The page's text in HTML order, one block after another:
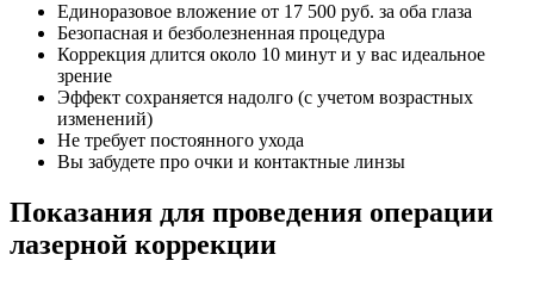
Единоразовое вложение от 17 500 руб. за оба глаза
Безопасная и безболезненная процедура
Коррекция длится около 10 минут и у вас идеальное
зрение
Эффект сохраняется надолго (с учетом возрастных
изменений)
Не требует постоянного ухода
Вы забудете про очки и контактные линзы
Показания для проведения операции
лазерной коррекции